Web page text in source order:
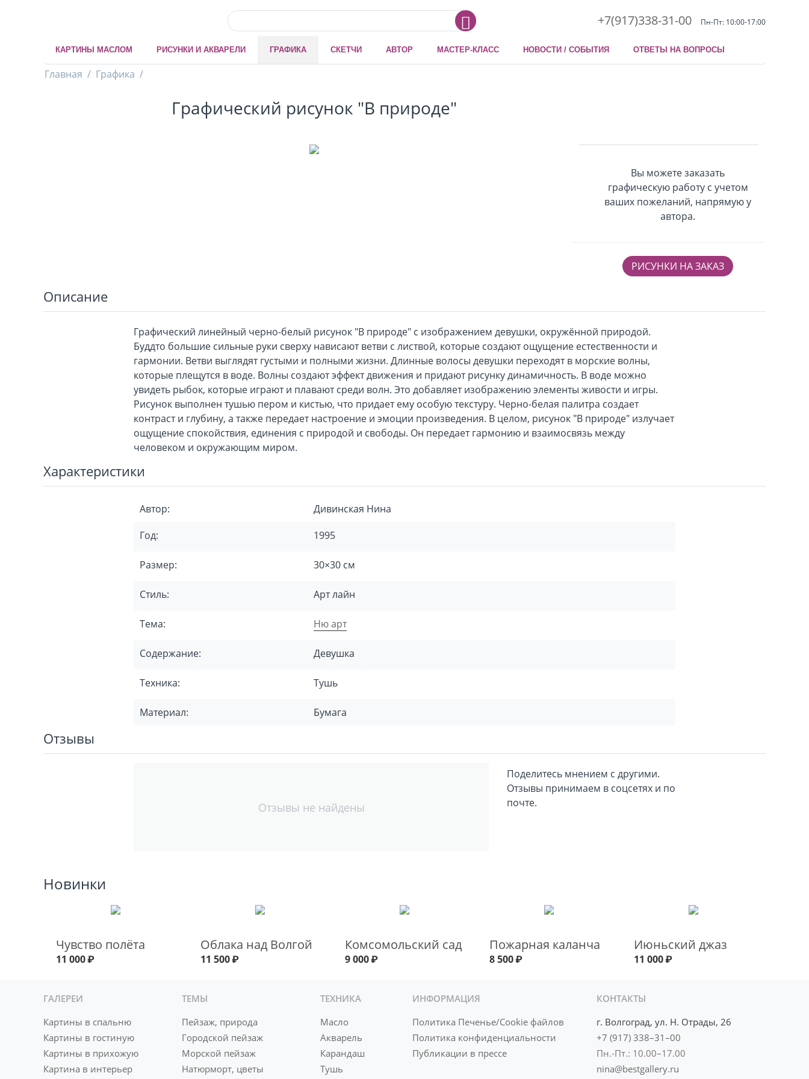
+7(917)338-31-00 Пн-Пт: 10:00-17:00
КАРТИНЫ МАСЛОМ РИСУНКИ И АКВАРЕЛИ ГРАФИКА СКЕТЧИ АВТОР МАСТЕР-КЛАСС НОВОСТИ / СОБЫТИЯ ОТВЕТЫ НА ВОПРОСЫ
Главная / Графика /
Графический рисунок "В природе"
Вы можете заказать
графическую работу с учетом
ваших пожеланий, напрямую у
автора.
РИСУНКИ НА ЗАКАЗ
Описание
Графический линейный черно-белый рисунок "В природе" с изображением девушки, окружённой природой.
Буддто большие сильные руки сверху нависают ветви с листвой, которые создают ощущение естественности и
гармонии. Ветви выглядят густыми и полными жизни. Длинные волосы девушки переходят в морские волны,
которые плещутся в воде. Волны создают эффект движения и придают рисунку динамичность. В воде можно
увидеть рыбок, которые играют и плавают среди волн. Это добавляет изображению элементы живости и игры.
Рисунок выполнен тушью пером и кистью, что придает ему особую текстуру. Черно-белая палитра создает
контраст и глубину, а также передает настроение и эмоции произведения. В целом, рисунок "В природе" излучает
ощущение спокойствия, единения с природой и свободы. Он передает гармонию и взаимосвязь между
человеком и окружающим миром.
Характеристики
Автор:
Дивинская Нина
Год:
1995
Размер: 30×30 см
Стиль: Арт лайн
Тема: Ню арт
Содержание: Девушка
Техника: Тушь
Материал: Бумага
Отзывы
Отзывы не найдены
Поделитесь мнением с другими.
Отзывы принимаем в соцсетях и по
почте.
Новинки
Чувство полёта
11 000₽
Облака над Волгой
11 500₽
Комсомольский сад
9 000₽
Пожарная каланча
8 500₽
Июньский джаз
11 000₽
ГАЛЕРЕИ
Картины в спальню
Картины в гостиную
Картины в прихожую
Картина в интерьер
ТЕМЫ
Пейзаж, природа
Городской пейзаж
Морской пейзаж
Натюрморт, цветы
ТЕХНИКА
Масло
Акварель
Карандаш
Тушь
ИНФОРМАЦИЯ
Политика Печенье/Cookie файлов
Политика конфиденциальности
Публикации в прессе
КОНТАКТЫ
г. Волгоград, ул. Н. Отрады, 26
+7 (917) 338–31–00
Пн.-Пт.: 10.00–17.00
nina@bestgallery.ru